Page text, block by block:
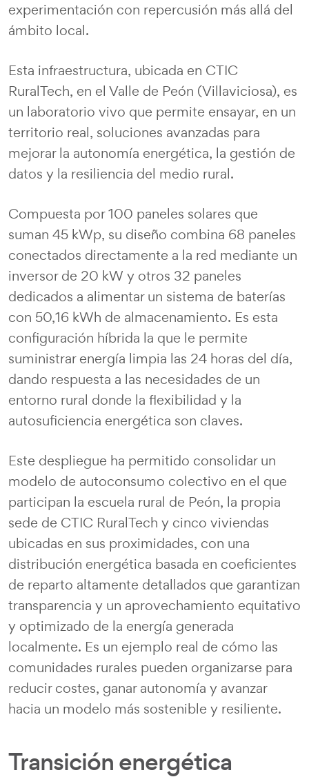
experimentación con repercusión más allá del
ámbito local.
Esta infraestructura, ubicada en CTIC
RuralTech, en el Valle de Peón (Villaviciosa), es
un laboratorio vivo que permite ensayar, en un
territorio real, soluciones avanzadas para
mejorar la autonomía energética, la gestión de
datos y la resiliencia del medio rural.
Compuesta por 100 paneles solares que
suman 45 kWp, su diseño combina 68 paneles
conectados directamente a la red mediante un
inversor de 20 kW y otros 32 paneles
dedicados a alimentar un sistema de baterías
con 50,16 kWh de almacenamiento. Es esta
configuración híbrida la que le permite
suministrar energía limpia las 24 horas del día,
dando respuesta a las necesidades de un
entorno rural donde la flexibilidad y la
autosuficiencia energética son claves.
Este despliegue ha permitido consolidar un
modelo de autoconsumo colectivo en el que
participan la escuela rural de Peón, la propia
sede de CTIC RuralTech y cinco viviendas
ubicadas en sus proximidades, con una
distribución energética basada en coeficientes
de reparto altamente detallados que garantizan
transparencia y un aprovechamiento equitativo
y optimizado de la energía generada
localmente. Es un ejemplo real de cómo las
comunidades rurales pueden organizarse para
reducir costes, ganar autonomía y avanzar
hacia un modelo más sostenible y resiliente.
Transición energética